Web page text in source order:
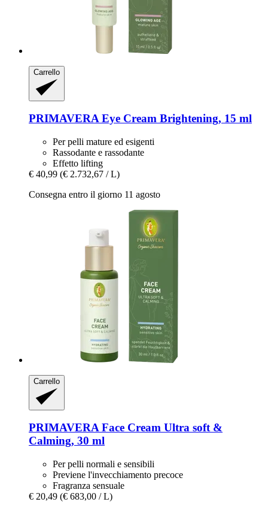
Carrello
PRIMAVERAEye Cream Brightening, 15 ml
Per pelli mature ed esigenti
Rassodante e rassodante
Effetto lifting
€ 40,99 (€ 2.732,67 / L)
Consegna entro il giorno 11 agosto
Carrello
PRIMAVERAFace Cream Ultra soft &
Calming, 30 ml
Per pelli normali e sensibili
Previene l'invecchiamento precoce
Fragranza sensuale
€ 20,49 (€ 683,00 / L)